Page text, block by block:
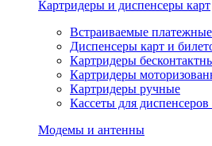
Картридеры и диспенсеры карт
Встраиваемые
Диспенсеры карт и
Картридеры
Картридеры
Картридеры ручные
Кассеты для диспенсеров
Модемы и антенны